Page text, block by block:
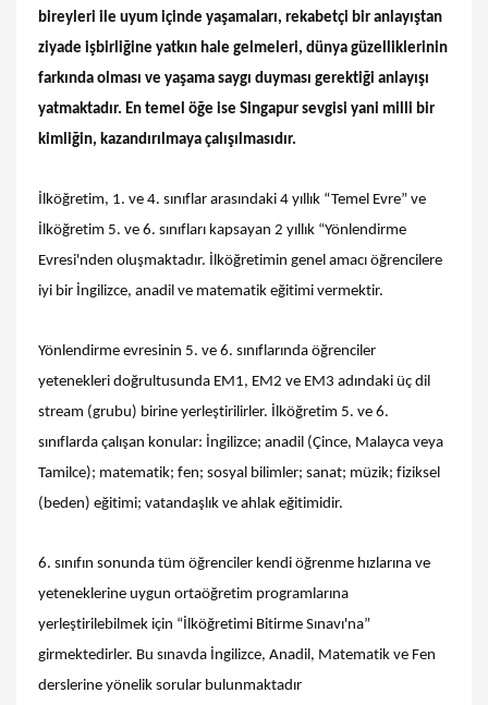
bireyleri ile uyum içinde yaşamaları, rekabetçi bir anlayıştan
ziyade işbirliğine yatkın hale gelmeleri, dünya güzelliklerinin
farkında olması ve yaşama saygı duyması gerektiği anlayışı
yatmaktadır. En temel öğe ise Singapur sevgisi yani milli bir
kimliğin, kazandırılmaya çalışılmasıdır.
İlköğretim, 1. ve 4. sınıflar arasındaki 4 yıllık “Temel Evre” ve
İlköğretim 5. ve 6. sınıfları kapsayan 2 yıllık “Yönlendirme
Evresi'nden oluşmaktadır. İlköğretimin genel amacı öğrencilere
iyi bir İngilizce, anadil ve matematik eğitimi vermektir.
Yönlendirme evresinin 5. ve 6. sınıflarında öğrenciler
yetenekleri doğrultusunda EM1, EM2 ve EM3 adındaki üç dil
stream (grubu) birine yerleştirilirler. İlköğretim 5. ve 6.
sınıflarda çalışan konular: İngilizce; anadil (Çince, Malayca veya
Tamilce); matematik; fen; sosyal bilimler; sanat; müzik; fiziksel
(beden) eğitimi; vatandaşlık ve ahlak eğitimidir.
6. sınıfın sonunda tüm öğrenciler kendi öğrenme hızlarına ve
yeteneklerine uygun ortaöğretim programlarına
yerleştirilebilmek için “İlköğretimi Bitirme Sınavı'na”
girmektedirler. Bu sınavda İngilizce, Anadil, Matematik ve Fen
derslerine yönelik sorular bulunmaktadır